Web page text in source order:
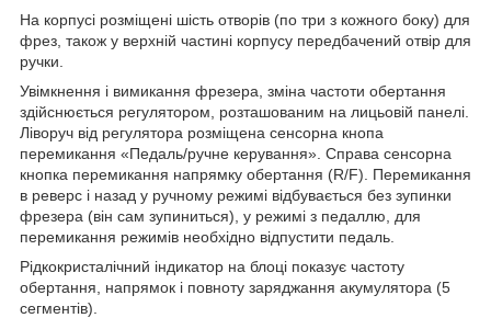
На корпусі розміщені шість отворів (по три з кожного боку) для
фрез, також у верхній частині корпусу передбачений отвір для
ручки.
Увімкнення і вимикання фрезера, зміна частоти обертання
здійснюється регулятором, розташованим на лицьовій панелі.
Ліворуч від регулятора розміщена сенсорна кнопа
перемикання «Педаль/ручне керування». Справа сенсорна
кнопка перемикання напрямку обертання (R/F). Перемикання
в реверс і назад у ручному режимі відбувається без зупинки
фрезера (він сам зупиниться), у режимі з педаллю, для
перемикання режимів необхідно відпустити педаль.
Рідкокристалічний індикатор на блоці показує частоту
обертання, напрямок і повноту заряджання акумулятора (5
сегментів).